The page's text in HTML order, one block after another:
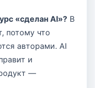
«сделан AI»? В
потому что
авторами. AI
и
—